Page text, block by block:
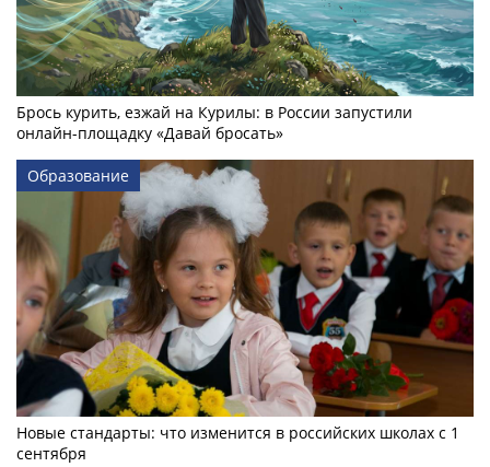
Брось курить, езжай на Курилы: в России запустили
онлайн-­площадку «Давай бросать»
Образование
Новые стандарты: что изменится в российских школах с 1
сентября